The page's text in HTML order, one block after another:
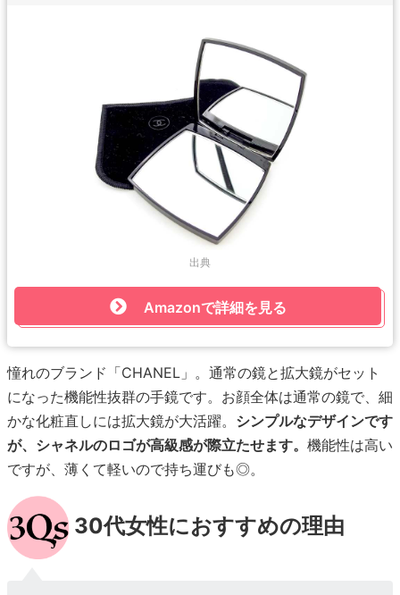
出典
Amazonで詳細を見る
憧れのブランド「CHANEL」。通常の鏡と拡大鏡がセット
になった機能性抜群の手鏡です。お顔全体は通常の鏡で、細
かな化粧直しには拡大鏡が大活躍。 シンプルなデザインです
が、シャネルのロゴが高級感が際立たせます。 機能性は高い
ですが、薄くて軽いので持ち運びも◎。
30代女性におすすめの理由